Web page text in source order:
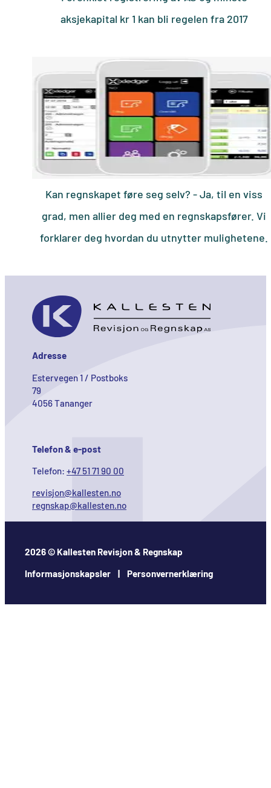
aksjekapital kr 1 kan bli regelen fra 2017
Kan regnskapet føre seg selv? - Ja, til en viss
grad, men allier deg med en regnskapsfører. Vi
forklarer deg hvordan du utnytter mulighetene.
Adresse
Estervegen 1 / Postboks
79
4056 Tananger
Telefon & e-post
Telefon:+47 51 71 90 00
revisjon@kallesten.no
regnskap@kallesten.no
2026 © Kallesten Revisjon & Regnskap
Informasjonskapsler | Personvernerklæring